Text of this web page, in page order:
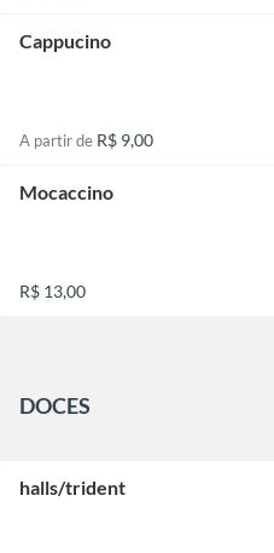
Cappucino
A partir de R$ 9,00
Mocaccino
R$ 13,00
DOCES
halls/trident